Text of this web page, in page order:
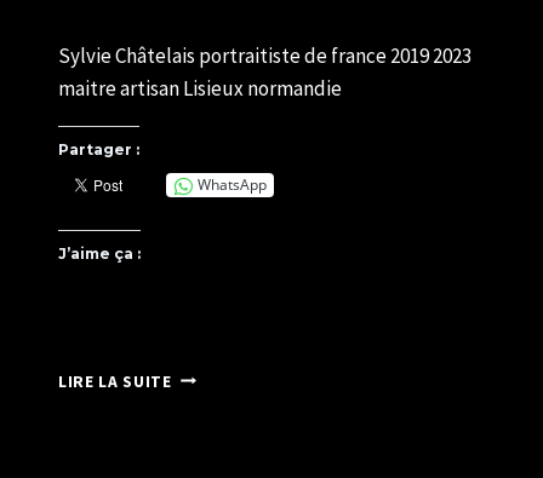
U82599339
Sylvie Châtelais portraitiste de france 2019 2023
maitre artisan Lisieux normandie
Partager :
WhatsApp
J’aime ça :
LIRE LA SUITEARTISAN